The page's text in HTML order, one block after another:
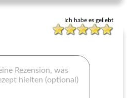
Ich habe es geliebt